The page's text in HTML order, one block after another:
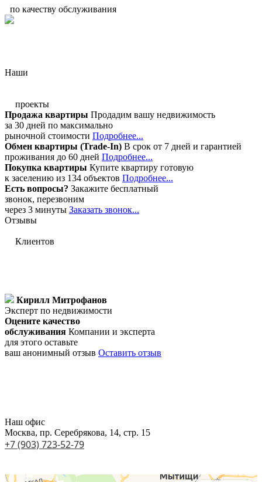
по качеству обслуживания
Наши
проекты
Продажа квартиры Продадим вашу недвижимость
за 30 дней по максимально
рыночной стоимости Подробнее...
Обмен квартиры (Trade-In) В срок от 7 дней и гарантией
проживания до 60 дней Подробнее...
Покупка квартиры Купите квартиру готовую
к заселению из 134 объектов Подробнее...
Есть вопросы? Закажите бесплатный
звонок, перезвоним
через 3 минуты Заказать звонок...
Отзывы
Клиентов
Кирилл Митрофанов
Эксперт по недвижимости
Оцените качество
обслуживания Компании и эксперта
для этого оставьте
ваш анонимный отзыв Оставить отзыв
Наш офис
Москва, пр. Cеребрякова, 14, cтр. 15
+7 (903) 723-52-79